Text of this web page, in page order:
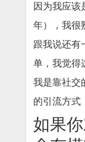
因为我应该
年），我很
跟我说还有
单，我觉得
我是靠社交
的引流方式
如果